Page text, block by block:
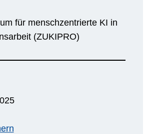
für menschzentrierte KI in
(ZUKIPRO)